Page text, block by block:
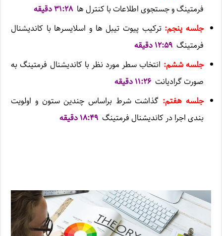
فرمتینگ و جستجوی اطلاعات با کنترل ها۳۱:۲۸ دقیقه
جلسه پنجم: ترکیب پیوت تیبل ها و اسلایسرها با کاندیشنال
فرمتینگ۱۲:۵۹ دقیقه
جلسه ششم: انتخاب سطر مورد نظر با کاندیشنال فرمتینگ به
صورت گرادیانت۱۱:۲۶ دقیقه
جلسه هفتم: گذاشت شرط براساس چندین ستون و اولویت
بندی اجرا در کاندیشنال فرمتینگ۱۸:۴۹ دقیقه